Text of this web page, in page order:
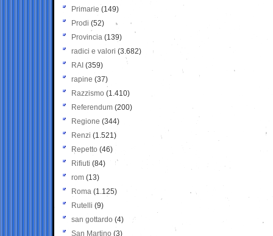
Primarie (149)
Prodi (52)
Provincia (139)
radici e valori (3.682)
RAI (359)
rapine (37)
Razzismo (1.410)
Referendum (200)
Regione (344)
Renzi (1.521)
Repetto (46)
Rifiuti (84)
rom (13)
Roma (1.125)
Rutelli (9)
san gottardo (4)
San Martino (3)